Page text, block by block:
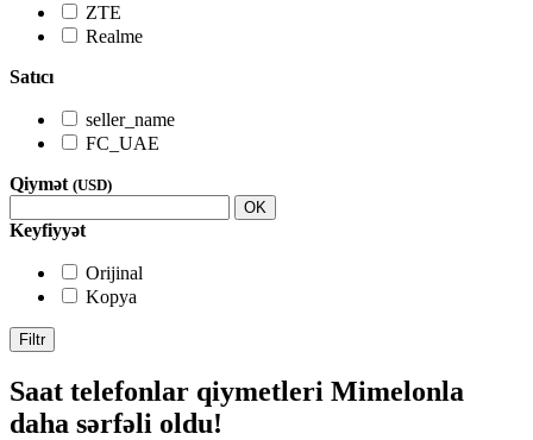
ZTE
Realme
Satıcı
seller_name
FC_UAE
Qiymət (USD)
OK
Keyfiyyət
Orijinal
Kopya
Filtr
Saat telefonlar qiymetleri Mimelonla
daha sərfəli oldu!